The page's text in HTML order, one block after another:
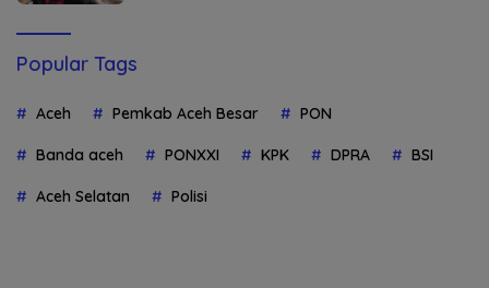
Popular Tags
Aceh Pemkab Aceh Besar PON
Banda aceh PONXXI KPK DPRA BSI
Aceh Selatan Polisi